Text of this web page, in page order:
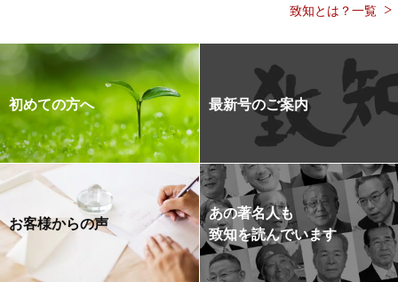
致知とは？一覧
初めての方へ 最新号のご案内
お客様からの声
あの著名人も
致知を読んでいます